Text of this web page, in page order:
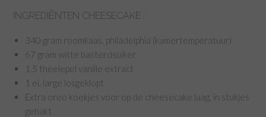
INGREDIËNTEN CHEESECAKE :
340 gram roomkaas, philadelphia (kamertemperatuur)
67 gram witte basterdsuiker
1.5 theelepel vanille extract
1 ei, large losgeklopt
Extra oreo koekjes voor op de cheesecake laag, in stukjes
gehakt